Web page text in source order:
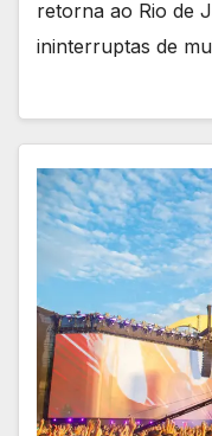
retorna ao Rio de
ininterruptas de